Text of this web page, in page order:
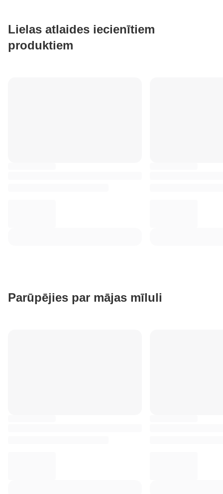
Lielas atlaides iecienītiem
produktiem
Parūpējies par mājas mīluli